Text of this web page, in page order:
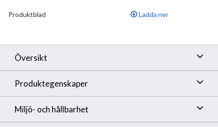
Produktblad Ladda ner
Översikt
Produktegenskaper
Miljö- och hållbarhet